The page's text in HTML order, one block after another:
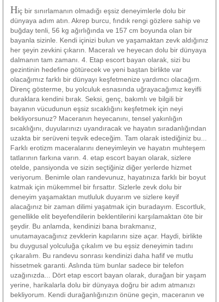
Hiç bir sınırlamanın olmadığı eşsiz deneyimlerle dolu bir
dünyaya adım atın. Akrep burcu, fındık rengi gözlere sahip ve
buğday tenli, 56 kg ağırlığında ve 157 cm boyunda olan bir
bayanla sizinle. Kendi içinizi bulun ve yaşamaktan zevk aldığınız
her şeyin zevkini çıkarın. Maceralı ve heyecan dolu bir dünyaya
dalmanın tam zamanı. 4. Etap escort bayan olarak, sizi bu
gezintinin hedefine götürecek ve yeni baştan birlikte var
olacağımız farklı bir dünyayı keşfetmenize yardımcı olacağım.
Direnç gösterme, bu yolculuk esnasında uğrayacağımız keyifli
duraklara kendini bırak. Seksi, genç, bakımlı ve bilgili bir
bayanın vücudunun eşsiz sıcaklığını keşfetmek için neyi
bekliyorsunuz? Maceranın heyecanını, tensel yakınlığın
sıcaklığını, duyularınızı uyandıracak ve hayatın sıradanlığından
uzakta bir serüveni teşvik edeceğim. Tam olarak istediğiniz bu...
Farklı erotizm maceralarını deneyimleyin ve hayatın muhteşem
tatlarının farkına varın. 4. etap escort bayan olarak, sizlere
otelde, pansiyonda ve sizin seçtiğiniz diğer yerlerde hizmet
veriyorum. Benimle olan randevunuz, hayatınıza farklı bir boyut
katmak için mükemmel bir fırsattır. Sizlerle zevk dolu bir
deneyim yaşamaktan mutluluk duyarım ve sizlere keyif
alacağınız bir zaman dilimi yaşatmak için buradayım. Escortluk,
genellikle elit beyefendilerin beklentilerini karşılamaktan öte bir
şeydir. Bu anlamda, kendinizi bana bırakmanız,
unutamayacağınız zevklerin kapılarını size açar. Haydi, birlikte
bu duygusal yolculuğa çıkalım ve bu eşsiz deneyimin tadını
çıkaralım. Bu randevu sonrası kendinizi daha hafif ve mutlu
hissetmek garanti. Aslında tüm bunlar sadece bir telefon
uzağınızda... Dört etap escort bayan olarak, durağan bir yaşam
yerine, harikalarla dolu bir dünyaya doğru bir adım atmanızı
bekliyorum. Kendi durağanlığınızın önüne geçin, maceranın ve